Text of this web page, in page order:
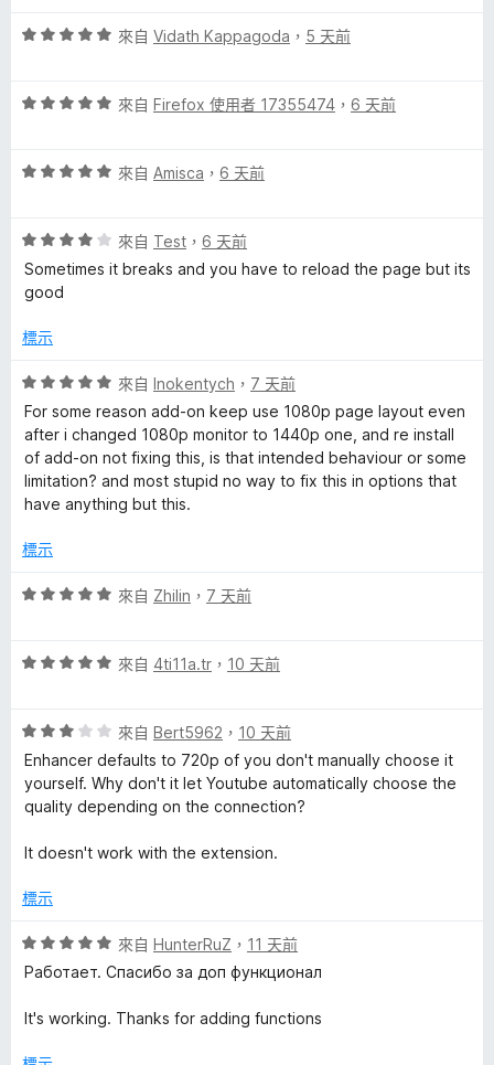
分
評
分
分
來自 Vidath Kappagoda ， 5 天前
評
分
分
5
分
來自 Firefox 使用者 17355474 ， 6 天前
評
分
，
滿
5
來自 Amisca ， 6 天前
評
價
4
，
分
5
分
來自 Test ， 6 天前
Sometimes it breaks and you have to reload the page but its
good
標示
評
價
5
分
，
滿
5
來自 Inokentych ， 7 天前
For some reason add-on keep use 1080p page layout even
after i changed 1080p monitor to 1440p one, and re install
of add-on not fixing this, is that intended behaviour or some
limitation? and most stupid no way to fix this in options that
have anything but this.
標示
評
分
分
5
分
來自 Zhilin ， 7 天前
評
分
，
滿
分
分
來自 4ti11a.tr ， 10 天前
評
價
3
分
滿
5
來自 Bert5962 ， 10 天前
Enhancer defaults to 720p of you don't manually choose it
yourself. Why don't it let Youtube automatically choose the
quality depending on the connection?
It doesn't work with the extension.
標示
評
價
分
滿
來自 HunterRuZ ， 11 天前
Работает. Спасибо за доп функционал
It's working. Thanks for adding functions